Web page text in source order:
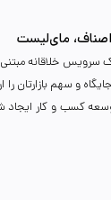
اصناف، مای‌لیست
خلاقانه مبتنی
و سهم بازارتان
کسب و کار ایجاد شده